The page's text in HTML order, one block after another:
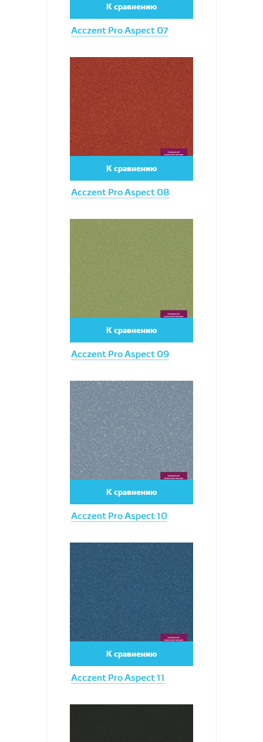
Acczent Pro Aspect 07
К сравнению
Acczent Pro Aspect 08
Увеличить
К сравнению
Acczent Pro Aspect 09
К сравнению
Acczent Pro Aspect 10
Увеличить
К сравнению
Acczent Pro Aspect 11
Увеличить
К сравнению